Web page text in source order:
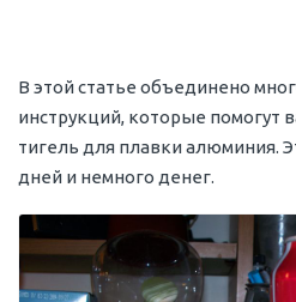
В этой статье объединено
инструкций, которые помогут
тигель для плавки алюминия.
дней и немного денег.